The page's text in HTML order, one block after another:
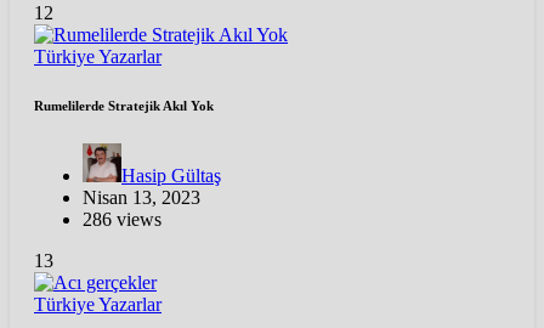
12
TürkiyeYazarlar
Rumelilerde Stratejik Akıl Yok
Hasip Gültaş
Nisan 13, 2023
286 views
13
TürkiyeYazarlar